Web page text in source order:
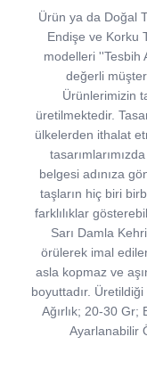
Ürün ya da Doğal
Endişe ve Korku
modelleri ''Tesbih
değerli
Ürünlerimizin
üretilmektedir.
ülkelerden ithalat
belgesi adınıza
taşların hiç biri
farklılıklar
Sarı Damla
örülerek imal
asla kopmaz ve
boyuttadır.
Ağırlık; 20-30 Gr;
Ayarlanabilir